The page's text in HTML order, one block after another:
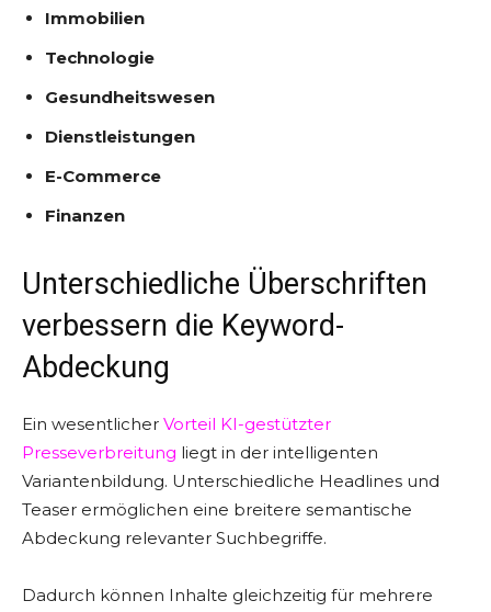
Immobilien
Technologie
Gesundheitswesen
Dienstleistungen
E-Commerce
Finanzen
Unterschiedliche Überschriften
verbessern die Keyword-
Abdeckung
Ein wesentlicher Vorteil KI-gestützter
Presseverbreitung liegt in der intelligenten
Variantenbildung. Unterschiedliche Headlines und
Teaser ermöglichen eine breitere semantische
Abdeckung relevanter Suchbegriffe.
Dadurch können Inhalte gleichzeitig für mehrere